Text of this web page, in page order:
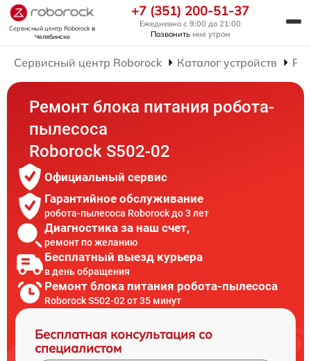
Сервисный центр Roborockв
Челябинске
+7 (351) 200-51-37
Ежедневно с 9:00 до 21:00
Позвонить мне утром
Сервисный центр Roborock Каталог устройств
Ремонт блока питания робота-
пылесоса
Roborock S502-02
Официальный сервис
Гарантийное обслуживание
робота-пылесоса Roborock до 3 лет
Диагностика за наш счет,
ремонт по желанию
Бесплатный выезд курьера
в день обращения
Ремонт блока питания робота-пылесоса
Roborock S502-02 от 35 минут
Бесплатная консультация со
специалистом